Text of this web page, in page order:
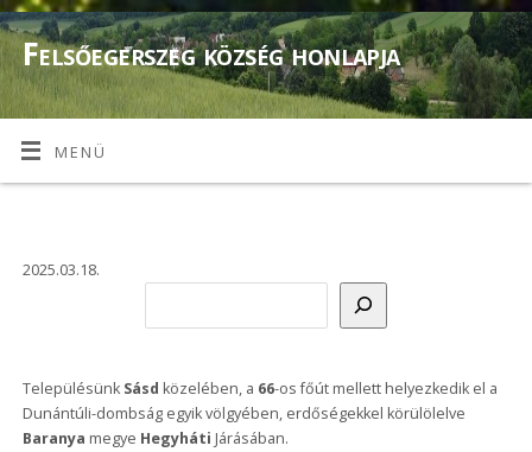
Felsőegerszeg község honlapja
MENÜ
2025.03.18.
Településünk Sásd közelében, a 66-os főút mellett helyezkedik el a
Dunántúli-dombság egyik völgyében, erdőségekkel körülölelve
Baranya megye Hegyháti Járásában.